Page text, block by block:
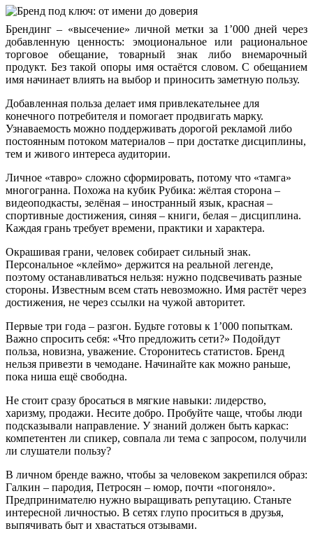
Брендинг – «высечение» личной метки за 1’000 дней через
добавленную ценность: эмоциональное или рациональное
торговое обещание, товарный знак либо внемарочный
продукт. Без такой опоры имя остаётся словом. С обещанием
имя начинает влиять на выбор и приносить заметную пользу.
Добавленная польза делает имя привлекательнее для
конечного потребителя и помогает продвигать марку.
Узнаваемость можно поддерживать дорогой рекламой либо
постоянным потоком материалов – при достатке дисциплины,
тем и живого интереса аудитории.
Личное «тавро» сложно сформировать, потому что «тамга»
многогранна. Похожа на кубик Рубика: жёлтая сторона –
видеоподкасты, зелёная – иностранный язык, красная –
спортивные достижения, синяя – книги, белая – дисциплина.
Каждая грань требует времени, практики и характера.
Окрашивая грани, человек собирает сильный знак.
Персональное «клеймо» держится на реальной легенде,
поэтому останавливаться нельзя: нужно подсвечивать разные
стороны. Известным всем стать невозможно. Имя растёт через
достижения, не через ссылки на чужой авторитет.
Первые три года – разгон. Будьте готовы к 1’000 попыткам.
Важно спросить себя: «Что предложить сети?» Подойдут
польза, новизна, уважение. Сторонитесь статистов. Бренд
нельзя привезти в чемодане. Начинайте как можно раньше,
пока ниша ещё свободна.
Не стоит сразу бросаться в мягкие навыки: лидерство,
харизму, продажи. Несите добро. Пробуйте чаще, чтобы люди
подсказывали направление. У знаний должен быть каркас:
компетентен ли спикер, совпала ли тема с запросом, получили
ли слушатели пользу?
В личном бренде важно, чтобы за человеком закрепился образ:
Галкин – пародия, Петросян – юмор, почти «погоняло».
Предпринимателю нужно выращивать репутацию. Станьте
интересной личностью. В сетях глупо проситься в друзья,
выпячивать быт и хвастаться отзывами.